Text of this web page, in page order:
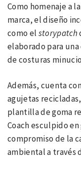
Como homenaje a
marca, el diseño
como el storypatch
elaborado para
de costuras
Además, cuenta
agujetas
plantilla de goma
Coach esculpido
compromiso de la
ambiental a través